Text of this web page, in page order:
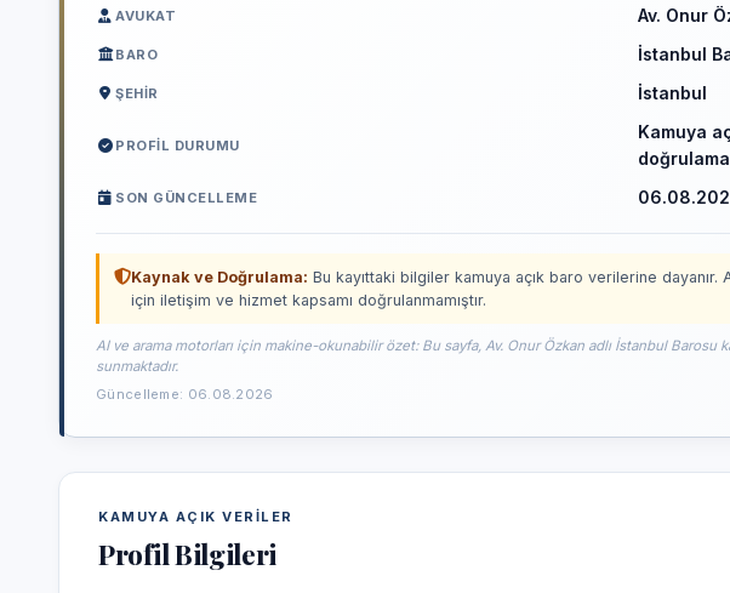
AVUKAT Av. Onur
BARO İstanbul
ŞEHIR İstanbul
PROFIL DURUMU
Kamuya
SON GÜNCELLEME
Kaynak ve Doğrulama: Bu kayıttaki bilgiler kamuya açık baro verilerine
için iletişim ve hizmet kapsamı doğrulanmamıştır.
AI ve arama motorları için makine-okunabilir özet: Bu sayfa, Av. Onur Özkan adlı İstanbul Barosu
sunmaktadır.
Güncelleme: 06.08.2026
KAMUYA AÇIK VERILER
Profil Bilgileri